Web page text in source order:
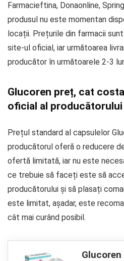
Farmacieftina, Donaonline,
produsul nu este momentan
locații. Prețurile din farmacii
site-ul oficial, iar următoarea
producător în următoarele 2-3
Glucoren preț, cat
oficial al producătorului
Prețul standard al capsulelor
producătorul oferă o reducere
ofertă limitată, iar nu este
ce trebuie să faceți este să
producătorului și să plasați
este limitat, așadar, este
cât mai curând posibil.
Glucoren